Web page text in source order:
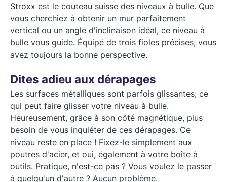
Stroxx est le couteau suisse des niveaux à bulle. Que
vous cherchiez à obtenir un mur parfaitement
vertical ou un angle d'inclinaison idéal, ce niveau à
bulle vous guide. Équipé de trois fioles précises, vous
avez toujours la bonne perspective.
Dites adieu aux dérapages
Les surfaces métalliques sont parfois glissantes, ce
qui peut faire glisser votre niveau à bulle.
Heureusement, grâce à son côté magnétique, plus
besoin de vous inquiéter de ces dérapages. Ce
niveau reste en place ! Fixez-le simplement aux
poutres d'acier, et oui, également à votre boîte à
outils. Pratique, n'est-ce pas ? Vous voulez le passer
à quelqu'un d'autre ? Aucun problème.